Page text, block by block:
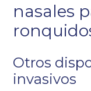
nasales
Otros
invasivos